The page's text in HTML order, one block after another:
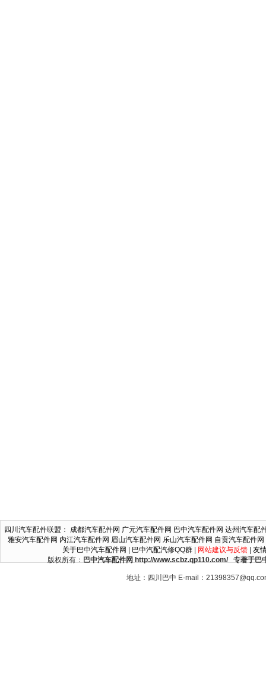
四川汽车配件联盟 ： 成都汽车配件网 广元汽车配件网 巴中汽车配件网 达州汽车配
雅安汽车配件网 内江汽车配件网 眉山汽车配件网 乐山汽车配件网 自贡汽车配件网
关于巴中汽车配件网
巴中汽配汽修QQ群| 网站建议与反馈| 友
版权所有： 巴中汽车配件网 http://www.scbz.qp110.com/ 专著于巴
地址：四川巴中 E-mail：